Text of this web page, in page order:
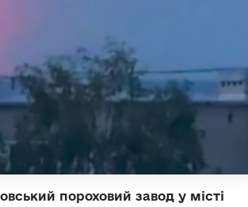
пороховий завод у місті